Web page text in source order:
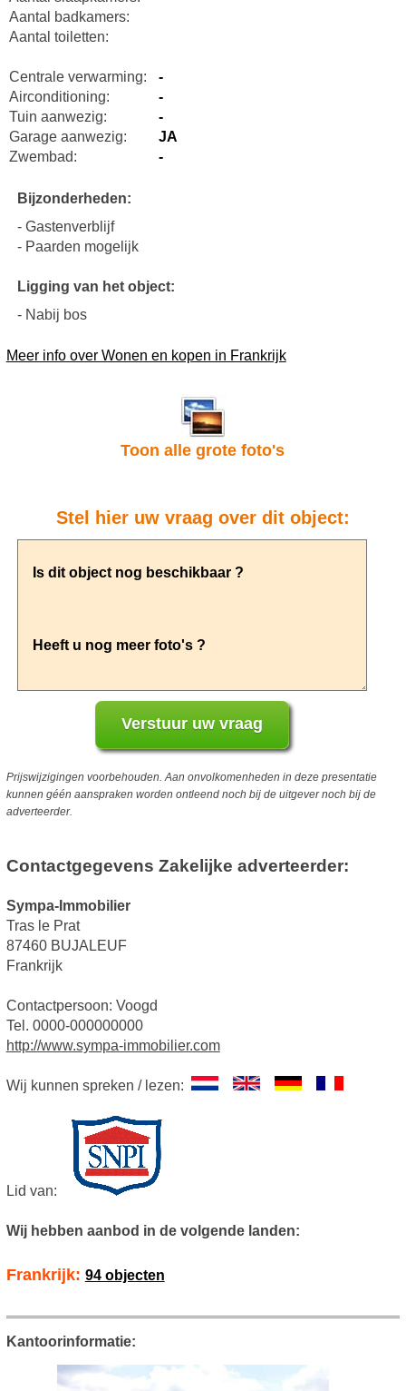
Aantal badkamers:
Aantal toiletten:
Centrale verwarming:
-
Airconditioning:
-
Tuin aanwezig:
-
Garage aanwezig:
JA
Zwembad:
-
Bijzonderheden:
- Gastenverblijf
- Paarden mogelijk
Ligging van het object:
- Nabij bos
Meer info over Wonen en kopen in Frankrijk
Toon alle grote foto's
Stel hier uw vraag over dit object:
Prijswijzigingen voorbehouden. Aan onvolkomenheden in deze presentatie
kunnen géén aanspraken worden ontleend noch bij de uitgever noch bij de
adverteerder.
Contactgegevens Zakelijke adverteerder:
Sympa-Immobilier
Tras le Prat
87460 BUJALEUF
Frankrijk
Contactpersoon: Voogd
Tel. 0000-000000000
http://www.sympa-immobilier.com
Wij kunnen spreken / lezen:
Lid van:
Wij hebben aanbod in de volgende landen:
Frankrijk: 94 objecten
Kantoorinformatie: